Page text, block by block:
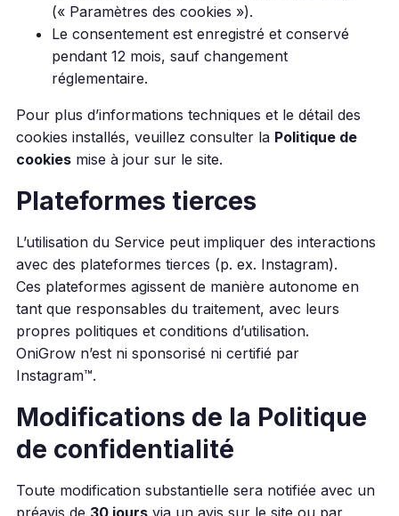
(« Paramètres des cookies »).
Le consentement est enregistré et conservé
pendant 12 mois, sauf changement
réglementaire.
Pour plus d’informations techniques et le détail des
cookies installés, veuillez consulter la Politique de
cookiesmise à jour sur le site.
Plateformes tierces
L’utilisation du Service peut impliquer des interactions
avec des plateformes tierces (p. ex. Instagram).
Ces plateformes agissent de manière autonome en
tant que responsables du traitement, avec leurs
propres politiques et conditions d’utilisation.
OniGrow n’est ni sponsorisé ni certifié par
Instagram™.
Modifications de la Politique
de confidentialité
Toute modification substantielle sera notifiée avec un